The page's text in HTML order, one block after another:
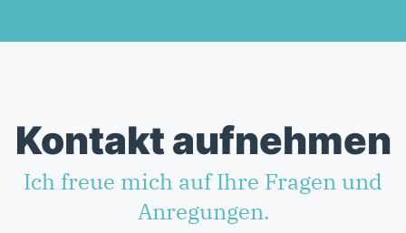
Kontakt aufnehmen
Ich freue mich auf Ihre Fragen und
Anregungen.